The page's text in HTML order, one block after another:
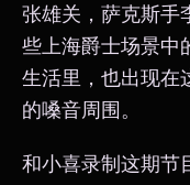
张雄关，萨克斯手
些上海爵士场景中
生活里，也出现在
的嗓音周围。
和小喜录制这期节